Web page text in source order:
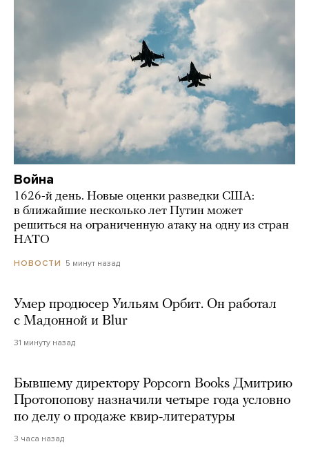
Война
1626-й день. Новые оценки разведки США:
в ближайшие несколько лет Путин может
решиться на ограниченную атаку на одну из стран
НАТО
НОВОСТИ 5 минут назад
Умер продюсер Уильям Орбит. Он работал
с Мадонной и Blur
31 минуту назад
Бывшему директору Popcorn Books Дмитрию
Протопопову назначили четыре года условно
по делу о продаже квир-литературы
3 часа назад